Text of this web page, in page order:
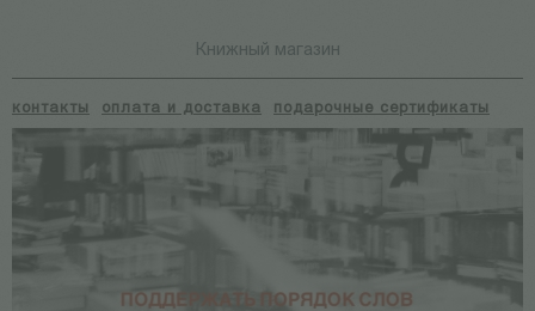
Книжный магазин
контакты оплата и доставка подарочные сертификаты